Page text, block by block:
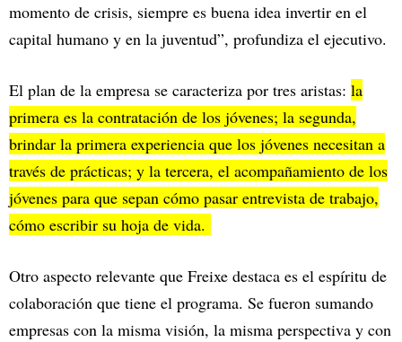
momento de crisis, siempre es buena idea invertir en el
capital humano y en la juventud”, profundiza el ejecutivo.
El plan de la empresa se caracteriza por tres aristas: la
primera es la contratación de los jóvenes; la segunda,
brindar la primera experiencia que los jóvenes necesitan a
través de prácticas; y la tercera, el acompañamiento de los
jóvenes para que sepan cómo pasar entrevista de trabajo,
cómo escribir su hoja de vida.
Otro aspecto relevante que Freixe destaca es el espíritu de
colaboración que tiene el programa. Se fueron sumando
empresas con la misma visión, la misma perspectiva y con